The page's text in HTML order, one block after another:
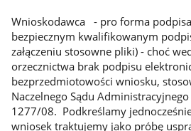
Wnioskodawca - pro forma
bezpiecznym kwalifikowanym
załączeniu stosowne pliki) - choć
orzecznictwa brak podpisu
bezprzedmiotowości wniosku,
Naczelnego Sądu
1277/08. Podkreślamy
wniosek traktujemy jako próbę